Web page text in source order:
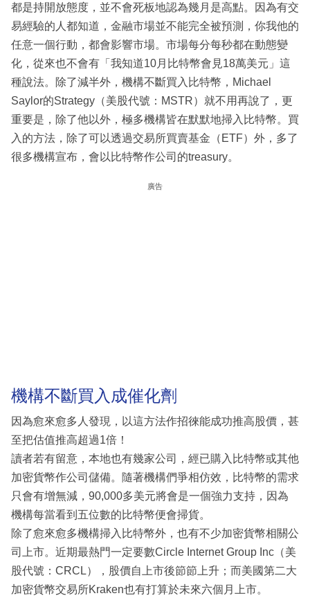
都是持開放態度，並不會死板地認為幾月是高點。因為有交
易經驗的人都知道，金融市場並不能完全被預測，你我他的
任意一個行動，都會影響市場。市場每分每秒都在動態變
化，從來也不會有「我知道10月比特幣會見18萬美元」這
種說法。除了減半外，機構不斷買入比特幣，Michael
Saylor的Strategy（美股代號：MSTR）就不用再說了，更
重要是，除了他以外，極多機構皆在默默地掃入比特幣。買
入的方法，除了可以透過交易所買賣基金（ETF）外，多了
很多機構宣布，會以比特幣作公司的treasury。
廣告
機構不斷買入成催化劑
因為愈來愈多人發現，以這方法作招徠能成功推高股價，甚
至把估值推高超過1倍！
讀者若有留意，本地也有幾家公司，經已購入比特幣或其他
加密貨幣作公司儲備。隨著機構們爭相仿效，比特幣的需求
只會有增無減，90,000多美元將會是一個強力支持，因為
機構每當看到五位數的比特幣便會掃貨。
除了愈來愈多機構掃入比特幣外，也有不少加密貨幣相關公
司上市。近期最熱門一定要數Circle Internet Group Inc（美
股代號：CRCL），股價自上市後節節上升；而美國第二大
加密貨幣交易所Kraken也有打算於未來六個月上市。